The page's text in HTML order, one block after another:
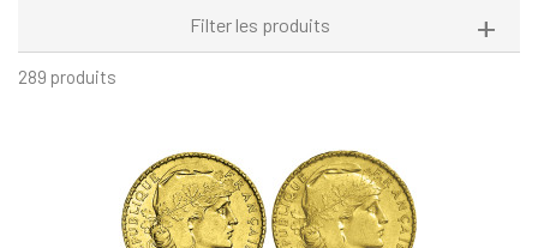
Filter les produits
289 produits